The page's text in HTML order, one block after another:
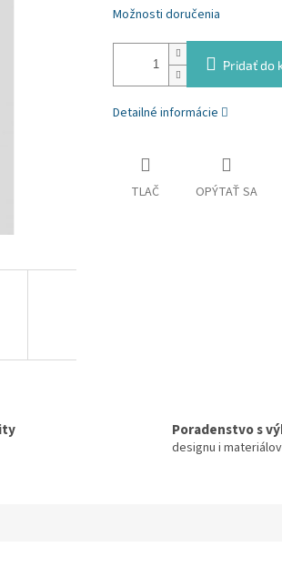
Možnosti doručenia
Pridať do
Detailné informácie
TLAČ OPÝTAŤ SA
Poradenstvo s
designu i materiálov